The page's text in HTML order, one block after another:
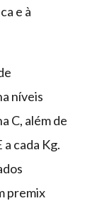
e à
níveis
C, além de
cada Kg.
premix